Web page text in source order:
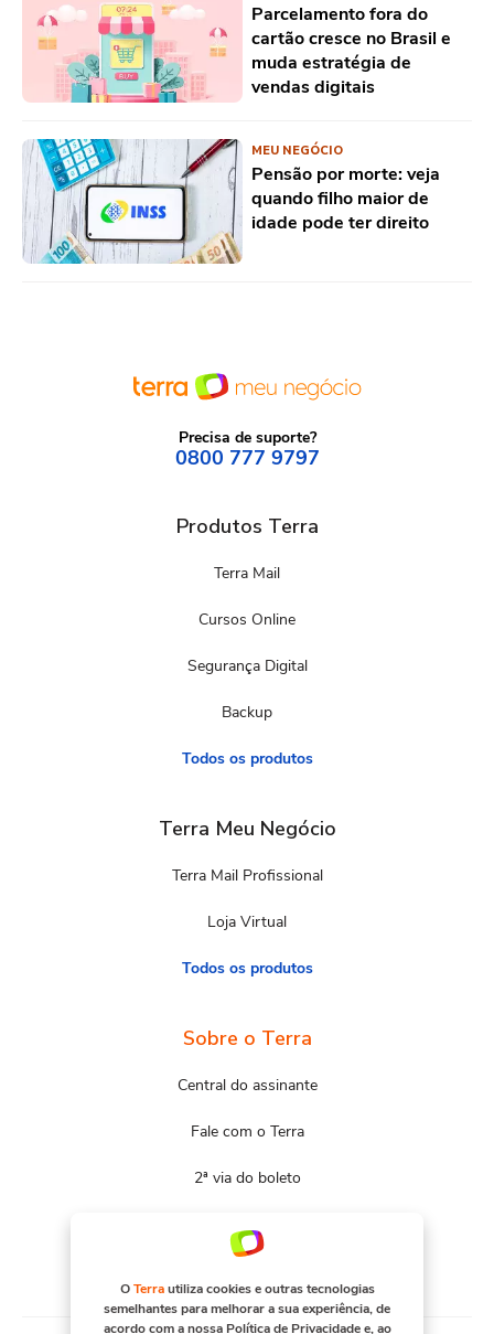
Parcelamento fora do
cartão cresce no Brasil e
muda estratégia de
vendas digitais
MEU NEGÓCIO
Pensão por morte: veja
quando filho maior de
idade pode ter direito
Precisa de suporte?
0800 777 9797
Produtos Terra
Terra Mail
Cursos Online
Segurança Digital
Backup
Todos os produtos
Terra Meu Negócio
Terra Mail Profissional
Loja Virtual
Todos os produtos
Sobre o Terra
Central do assinante
Fale com o Terra
2ª via do boleto
OTerrautiliza cookies e outras tecnologias
semelhantes para melhorar a sua experiência, de
acordo com a nossa Política de Privacidadee, ao